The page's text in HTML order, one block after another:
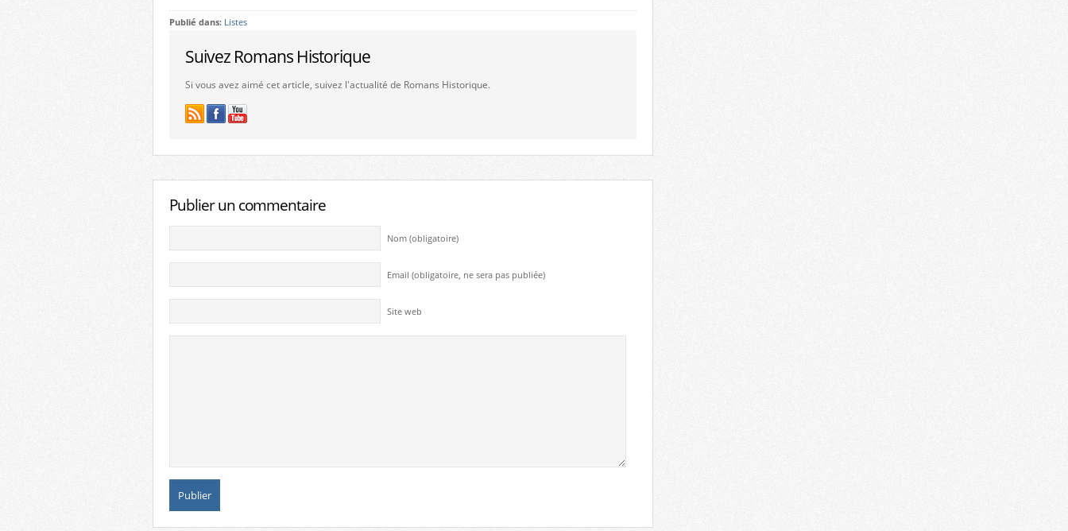
Publié dans: Listes
Suivez Romans Historique
Si vous avez aimé cet article, suivez l'actualité de Romans Historique.
Publier un commentaire
Nom (obligatoire)
Email (obligatoire, ne sera pas publiée)
Site web